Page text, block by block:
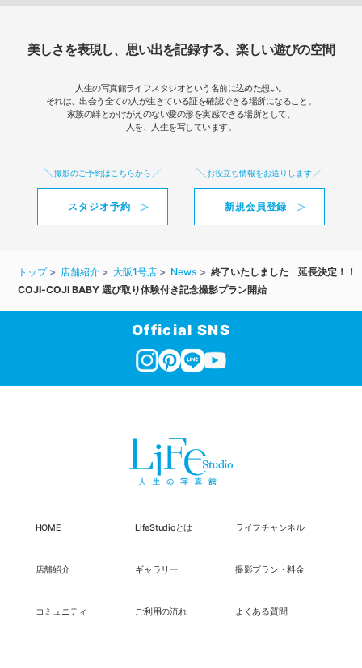
美しさを表現し、思い出を記録する、楽しい遊びの空間
人生の写真館ライフスタジオという名前に込めた想い。
それは、出会う全ての人が生きている証を確認できる場所になること。
家族の絆とかけがえのない愛の形を実感できる場所として、
人を、人生を写しています。
撮影のご予約はこちらから
スタジオ予約
お役立ち情報をお送りします
新規会員登録
トップ 店舗紹介 大阪1号店 News
終了いたしました 延長決定！！
COJI-COJI BABY 選び取り体験付き記念撮影プラン開始
Official SNS
HOME LifeStudioとは ライフチャンネル
店舗紹介 ギャラリー 撮影プラン・料金
コミュニティ ご利用の流れ よくある質問